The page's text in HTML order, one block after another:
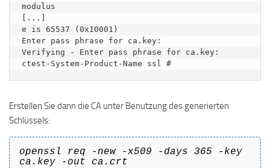
modulus
[...]
e is 65537 (0x10001)
Enter pass phrase for ca.key:
Verifying - Enter pass phrase for ca.key:
ctest-System-Product-Name ssl #
Erstellen Sie dann die CA unter Benutzung des generierten
Schlüssels:
openssl req -new -x509 -days 365 -key
ca.key -out ca.crt